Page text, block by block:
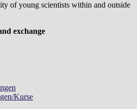
of young scientists within and outside
exchange
Kurse